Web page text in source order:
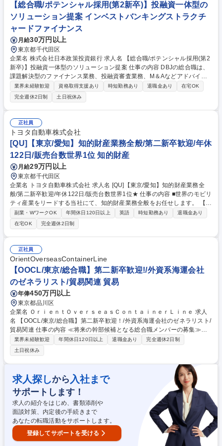
【総合職/ポテンシャル採用(第2新卒)】投融資一体型の
ソリューション提案 インベストバンキングストラクチ
ャードファイナンス
月給30万円以上
東京都千代田区
企業名 株式会社日本政策投資銀行 求人名 【総合職/ポテンシャル採用(第2
新卒)】投融資一体型のソリューション提案 仕事の内容 DBJの総合職は、
課題解決型のファイナンス業務、投融資審査業務、M＆Aなどアドバイザ
リー業務、地域戦略企画業務など、多様な業務に精通し、複数の専門性を
掛け合わせて広く社会に貢献していく職種です。 入社後は、横断的なロー
テーションを経て適性や専門性に応じたキャリアを形成していただきま
す。総合職として入社いただき、下記いずれかの部門でご活躍いただきま
す。※未経験の方に関しては、入行後3ヶ月間の金融の実務を学んでいた
だく研修を準備しております。 ・法人RM業務・金融機能業務・コーポレ
ート・ナレッジ業務 ※それぞれの業務内容に関しては、別途その他労働条
件備考欄に記載 募集職種 【総合職/ポテンシャル採用(第2新卒)】投融資一
体型のソリューション提案
業界未経験歓迎 資格取得支援あり 時短勤務あり 退職金あり
在宅OK
完全週休2日制
土日祝休み
正社員
トヨタ自動車株式会社
[QU]【東京/愛知】知的財産業務全般/第二新卒歓迎/年休
122日/販売台数世界1位 知的財産
月給29万円以上
東京都千代田区
企業名 トヨタ自動車株式会社 求人名 [QU]【東京/愛知】知的財産業務全
般/第二新卒歓迎/年休122日/販売台数世界1位★ 仕事の内容 ■世界のモビリ
ティ産業をリードする当社にて、知的財産業務全般をお任せします。 【詳
細】■開発現場から発明を発掘し、価値の高い特許を取得（世界30か国以
上で権利取得）/ 事業の障害となる他社特許に対し、適切な対応を実施/他
社の特許情報を解析し、経営・開発へ戦略提言■コーポレート目線でビジ
ネススキームを構築（技術提携の企画、アライアンス戦略立案/推進・技術
契約締結、特許ライセンス契約締結・ブランド戦略/管理/商標権取得）■知
財訴訟/紛争対応・全世界の知財に関係する訴訟/紛争の戦略的対応■グロー
バルトヨタの知財戦略/方針を統括（知財企画/管理・知的資産活用など）
募集職種 [QU]【東京/愛知】知的財産業務全般/第二新卒歓迎/年休122日/販
売台数世界1位★
副業・WワークOK 年間休日120日以上 英語 時短勤務あり
退職金あり
在宅OK
完全週休2日制
正社員
OrientOverseasContainerLine
【OOCL/東京/総合職】第二新卒歓迎!/外資系海運会社
のゼネラリスト/貿易関連 貿易
年俸450万円以上
東京都品川区
企業名 ＯｒｉｅｎｔＯｖｅｒｓｅａｓＣｏｎｔａｉｎｅｒＬｉｎｅ 求人
名 【OOCL/東京/総合職】第二新卒歓迎！/外資系海運会社のゼネラリスト/
貿易関連 仕事の内容 ≪将来の幹部候補となる総合職メンバーの募集≫入
社後は東京本店にて、下記いずれかの業務を担当していただきます。配属
は適性や組織状況を踏まえて決定し、将来的には船社業務全体を幅広く経
験できる環境です。 【営業】主に既存顧客への海上輸送提案、スペースや
運賃・契約条件に関する社内外の調整、各部門と連携した顧客対応を担い
ます。 【カスタマーサービス】輸出入の窓口。ブッキング、到着案内、B/
L・D/O発行、通関・引渡に向けた各所との実務調整、トラブル対応を担
当。 【オペレーション】本船スケジュールに基づく運航・進捗管理、コン
テナ在庫の需給調整、海外拠点と連携した輸送計画の実行・管理を担当。
募集職種 【OOCL/東京/総合職】第二新卒歓迎！/外資系海運会社のゼネラ
リスト/貿易関連
業界未経験歓迎 年間休日120日以上 退職金あり
完全週休2日制
土日祝休み
求人探しから 入社まで
サポートします！
求人の紹介をはじめ、書類添削や
面談対策、内定後の手続きまで
あなたの転職活動をサポートします。
登録してサポートを受ける